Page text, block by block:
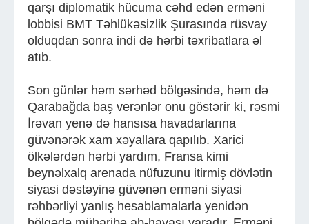
qarşı diplomatik hücuma cəhd edən erməni
lobbisi BMT Təhlükəsizlik Şurasında rüsvay
olduqdan sonra indi də hərbi təxribatlara əl
atıb.
Son günlər həm sərhəd bölgəsində, həm də
Qarabağda baş verənlər onu göstərir ki, rəsmi
İrəvan yenə də hansısa havadarlarına
güvənərək xam xəyallara qapılıb. Xarici
ölkələrdən hərbi yardım, Fransa kimi
beynəlxalq arenada nüfuzunu itirmiş dövlətin
siyasi dəstəyinə güvənən erməni siyasi
rəhbərliyi yanlış hesablamalarla yenidən